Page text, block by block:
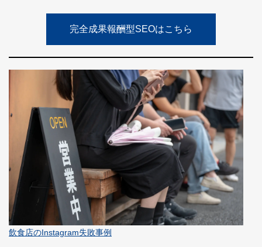
完全成果報酬型SEOはこちら
飲食店のInstagram失敗事例